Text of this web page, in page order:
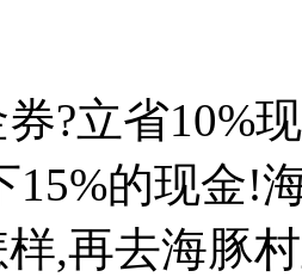
?立省10%
15%的现金!
样,再去海豚